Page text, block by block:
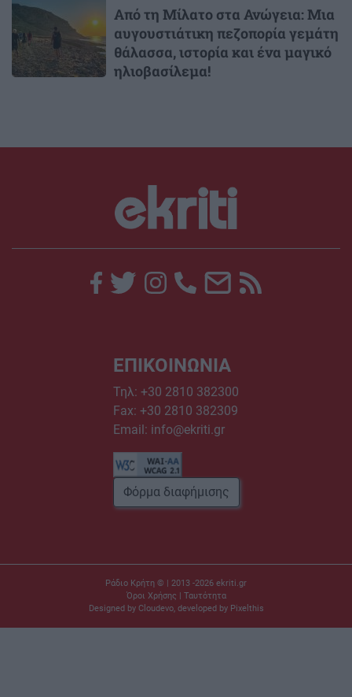
Από τη Μίλατο στα Ανώγεια: Μια
αυγουστιάτικη πεζοπορία γεμάτη
θάλασσα, ιστορία και ένα μαγικό
ηλιοβασίλεμα!
ΕΠΙΚΟΙΝΩΝΙΑ
Τηλ: +30 2810 382300
Fax: +30 2810 382309
Email: info@ekriti.gr
Φόρμα διαφήμισης
Ράδιο Κρήτη © | 2013 -2026 ekriti.gr
Όροι Χρήσης
Ταυτότητα
Designed by Cloudevo, developed by Pixelthis